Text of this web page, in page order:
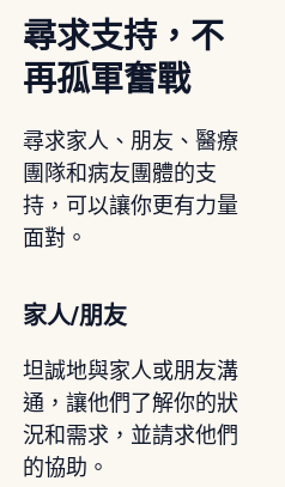
尋求支持，不
再孤軍奮戰
尋求家人、朋友、醫療
團隊和病友團體的支
持，可以讓你更有力量
面對。
家人/朋友
坦誠地與家人或朋友溝
通，讓他們了解你的狀
況和需求，並請求他們
的協助。